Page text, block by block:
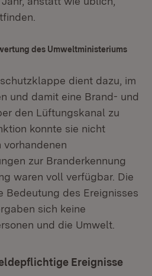
des Umweltministeriums
dient dazu, im
und damit eine Brand- und
den Lüftungskanal zu
konnte sie nicht
zur Branderkennung
waren voll verfügbar. Die
Bedeutung des Ereignisses
sich keine
und die Umwelt.
Ereignisse